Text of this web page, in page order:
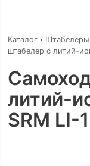
Каталог› Штабелеры
штабелер с литий-
литий-
SRM LI-